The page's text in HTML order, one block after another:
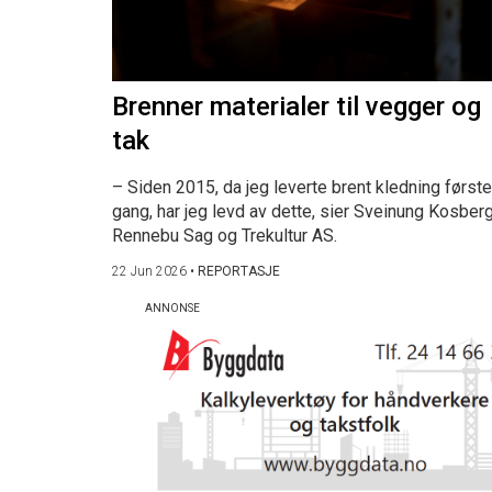
Brenner materialer til vegger og
tak
– Siden 2015, da jeg leverte brent kledning første
gang, har jeg levd av dette, sier Sveinung
Rennebu Sag og Trekultur AS.
22 Jun 2026 • REPORTASJE